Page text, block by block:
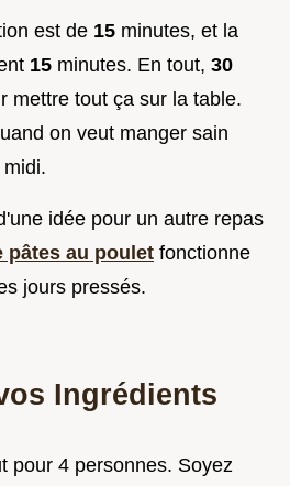
est de 15 minutes, et la
15 minutes. En tout, 30
mettre tout ça sur la table.
on veut manger sain
idée pour un autre repas
pâtes au poulet fonctionne
jours pressés.
Ingrédients
pour 4 personnes. Soyez